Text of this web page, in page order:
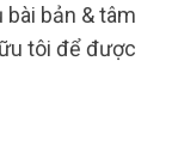
bản & tâm
tôi để được